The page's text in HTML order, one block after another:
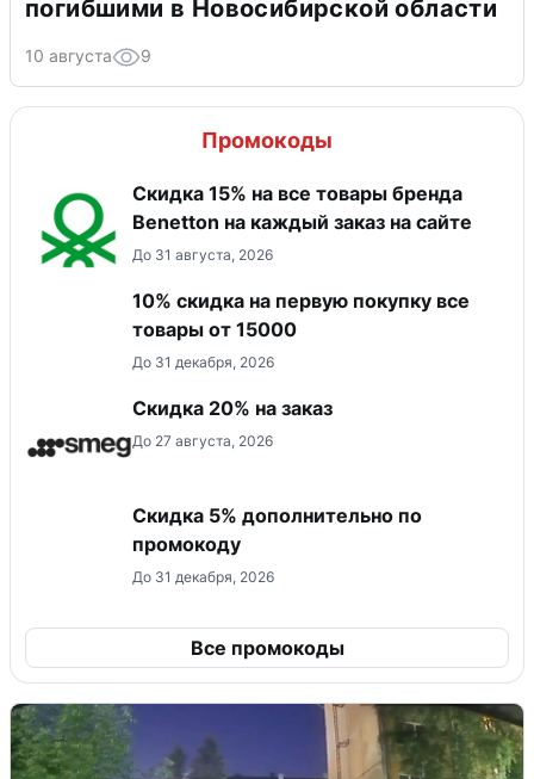
погибшими в Новосибирской области
10 августа 9
Промокоды
Скидка 15% на все товары бренда
Benetton на каждый заказ на сайте
До 31 августа, 2026
10% скидка на первую покупку все
товары от 15000
До 31 декабря, 2026
Скидка 20% на заказ
До 27 августа, 2026
Скидка 5% дополнительно по
промокоду
До 31 декабря, 2026
Все промокоды